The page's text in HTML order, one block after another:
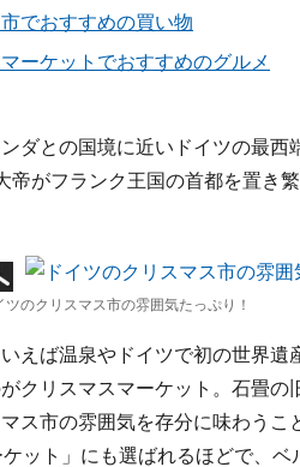
でおすすめの買い物
ーケットでおすすめのグルメ
ダとの国境に近いドイツの最
帝がフランク王国の首都を置き
ツのクリスマス市の雰囲気たっぷり！
えば温泉やドイツで初の世界
クリスマスマーケット。石畳の
ス市の雰囲気を存分に味わう
ット」にも選ばれるほどで、